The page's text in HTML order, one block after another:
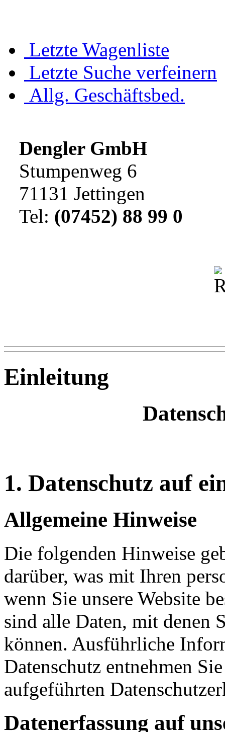
Letzte Wagenliste
Letzte Suche verfeinern
Allg. Geschäftsbed.
Dengler GmbH
Stumpenweg 6
71131 Jettingen
Tel: (07452) 88 99 0
Einleitung
1. Datenschutz auf
Allgemeine Hinweise
Die folgenden Hinweise
darüber, was mit Ihren
wenn Sie unsere Website
sind alle Daten, mit denen
können. Ausführliche
Datenschutz entnehmen
aufgeführten
Datenerfassung auf